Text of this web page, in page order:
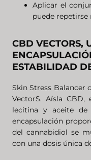
Aplicar el
puede repetirse
CBD VECTORS,
ESTABILIDAD
Skin Stress Balancer
VectorS. Aísla
lecitina y aceite de
encapsulación
del cannabidiol se
con una dosis única